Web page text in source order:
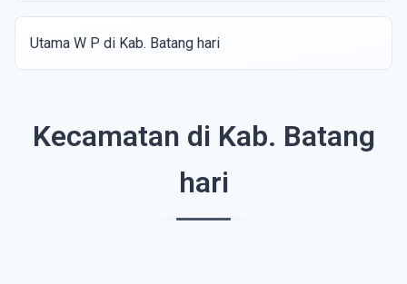
Utama W P di Kab. Batang hari
Kecamatan di Kab. Batang
hari